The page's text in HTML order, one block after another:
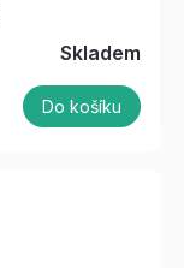
Skladem
Do košíku